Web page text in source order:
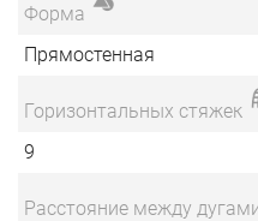
Форма
Прямостенная
Горизонтальных стяжек
9
Расстояние между